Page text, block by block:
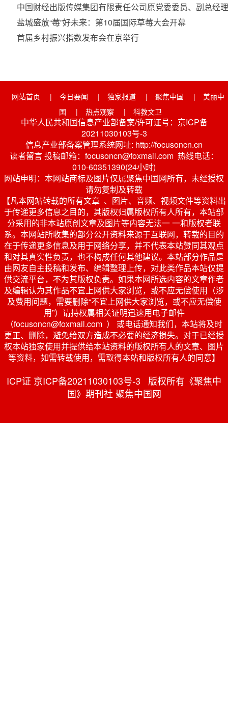
中国财经出版传媒集团有限责任公司原党委委员、副总经
盐城盛放“莓”好未来：第10届国际草莓大会开幕
首届乡村振兴指数发布会在京举行
网站首页 | 今日要闻 | 独家报道 | 聚焦中国 |
美丽中
国
| 热点观察 | 科教文卫
中华人民共和国信息产业部备案/许可证号：京ICP备
20211030103号-3
信息产业部备案管理系统网址: http://focusoncn.cn
读者留言 投稿邮箱：focusoncn@foxmail.com 热线电话：
010-60351390(24小时)
网站申明：本网站商标及图片仅属聚焦中国网所有，未经授权
请勿复制及转载
【凡本网站转载的所有文章 、图片、音频、视频文件等资料出
于传递更多信息之目的，其版权归属版权所有人所有，本站部
分采用的非本站原创文章及图片等内容无法一 一和版权者联
系。本网站所收集的部分公开资料来源于互联网，转载的目的
在于传递更多信息及用于网络分享，并不代表本站赞同其观点
和对其真实性负责，也不构成任何其他建议。本站部分作品是
由网友自主投稿和发布、编辑整理上传，对此类作品本站仅提
供交流平台，不为其版权负责。如果本网所选内容的文章作者
及编辑认为其作品不宜上网供大家浏览，或不应无偿使用（涉
及费用问题，需要删除“不宜上网供大家浏览，或不应无偿使
用”）请持权属相关证明迅速用电子邮件
（focusoncn@foxmail.com ） 或电话通知我们，本站将及时
更正、删除，避免给双方造成不必要的经济损失。对于已经授
权本站独家使用并提供给本站资料的版权所有人的文章、图片
等资料，如需转载使用，需取得本站和版权所有人的同意】
ICP证 京ICP备20211030103号-3 版权所有《聚焦中
国》期刊社 聚焦中国网